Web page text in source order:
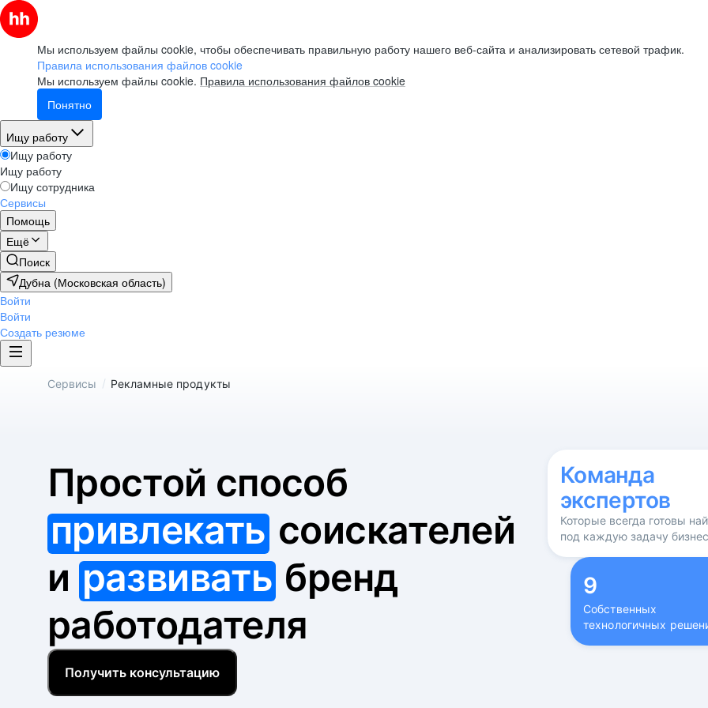
Мы используем файлы cookie, чтобы обеспечивать правильную работу нашего веб-сайта и анализировать сетевой трафик.
Правила использования файлов cookie
Мы используем файлы cookie. Правила использования файлов cookie
Понятно
Ищу работу
Ищу работу
Ищу работу
Ищу сотрудника
Сервисы
Помощь
Ещё
Поиск
Дубна (Московская область)
Войти
Войти
Создать резюме
Сервисы / Рекламные продукты
Простой способ
привлекатьсоискателей
и развивать бренд
работодателя
Получить консультацию
Команда
экспертов
Которые всегда готовы
под каждую задачу
9
Собственных
технологичных